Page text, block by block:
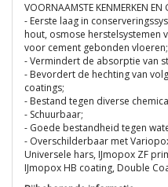
VOORNAAMSTE KENMERKEN EN
- Eerste laag in
hout, osmose herstelsystemen
voor cement gebonden vloeren;
- Vermindert de absorptie van
- Bevordert de hechting van
coatings;
- Bestand tegen diverse
- Schuurbaar;
- Goede bestandheid tegen
- Overschilderbaar met
Universele hars, IJmopox ZF
IJmopox HB coating, Double